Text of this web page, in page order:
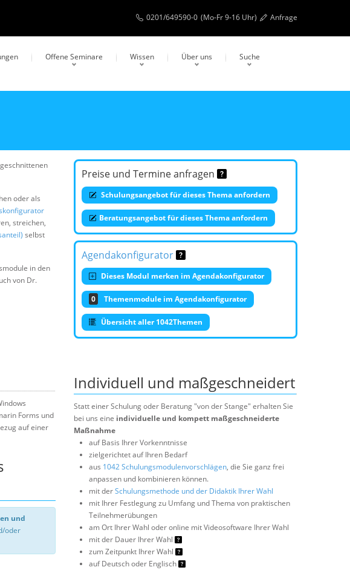
0201/649590-0 (Mo-Fr 9-16 Uhr) Anfrage
Offene Seminare Wissen Über uns Suche
oder als
streichen,
selbst
in den
von Dr.
Preise und Termine anfragen
Schulungsangebot für dieses Thema anfordern
Beratungsangebot für dieses Thema anfordern
Agendakonfigurator
Dieses Modul merken im Agendakonfigurator
0 Themenmodule im Agendakonfigurator
Übersicht aller 1042Themen
Forms und
auf einer
und
oder
Individuell und maßgeschneidert
Statt einer Schulung oder Beratung "von der Stange" erhalten Sie
bei uns eine individuelle und kompett maßgeschneiderte
Maßnahme
auf Basis Ihrer Vorkenntnisse
zielgerichtet auf Ihren Bedarf
aus 1042 Schulungsmodulenvorschlägen, die Sie ganz frei
anpassen und kombinieren können.
mit derSchulungsmethode und der Didaktik Ihrer Wahl
mit Ihrer Festlegung zu Umfang und Thema von praktischen
Teilnehmerübungen
am Ort Ihrer Wahl oder online mit Videosoftware Ihrer Wahl
mit der Dauer Ihrer Wahl
zum Zeitpunkt Ihrer Wahl
auf Deutsch oder Englisch